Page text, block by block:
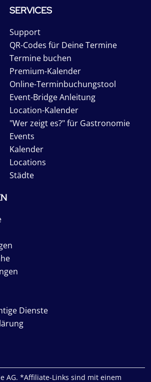
SERVICES
Support
QR-Codes für Deine Termine
Termine buchen
Premium-Kalender
Online-Terminbuchungstool
Event-Bridge Anleitung
Location-Kalender
"Wer zeigt es?" für Gastronomie
Events
Kalender
Locations
Städte
Dienste
AG. *Affiliate-Links sind mit einem